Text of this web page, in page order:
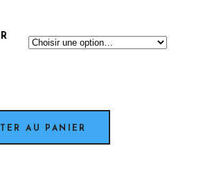
AU PANIER